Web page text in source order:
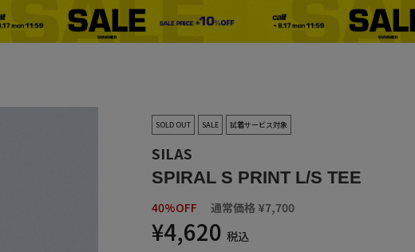
ー
を
止
SOLD OUT SALE 試着サービス対象
SILAS
SPIRAL S PRINT L/S TEE
40%OFF 通常価格 ¥7,700SALE
¥4,620 税込